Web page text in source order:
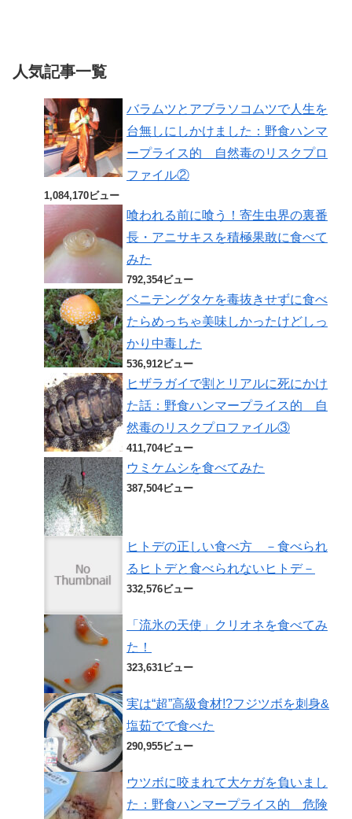
人気記事一覧
バラムツとアブラソコムツで人生を
台無しにしかけました：野食ハンマ
ープライス的 自然毒のリスクプロ
ファイル②
1,084,170ビュー
喰われる前に喰う！寄生虫界の裏番
長・アニサキスを積極果敢に食べて
みた
792,354ビュー
ベニテングタケを毒抜きせずに食べ
たらめっちゃ美味しかったけどしっ
かり中毒した
536,912ビュー
ヒザラガイで割とリアルに死にかけ
た話：野食ハンマープライス的 自
然毒のリスクプロファイル③
411,704ビュー
ウミケムシを食べてみた
387,504ビュー
ヒトデの正しい食べ方 －食べられ
るヒトデと食べられないヒトデ－
332,576ビュー
「流氷の天使」クリオネを食べてみ
た！
323,631ビュー
実は“超”高級食材!?フジツボを刺身&
塩茹でで食べた
290,955ビュー
ウツボに咬まれて大ケガを負いまし
た：野食ハンマープライス的 危険